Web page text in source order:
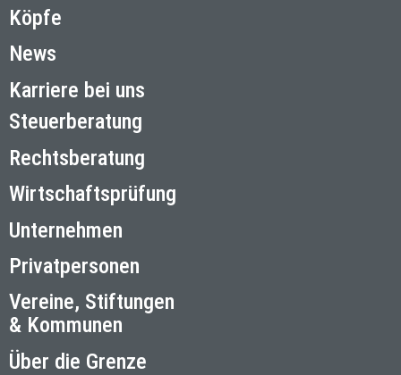
Köpfe
News
Karriere bei uns
Steuerberatung
Rechtsberatung
Wirtschaftsprüfung
Unternehmen
Privatpersonen
Vereine, Stiftungen
& Kommunen
Über die Grenze